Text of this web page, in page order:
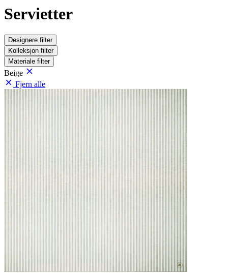
Servietter
Designere filter
Kolleksjon filter
Materiale filter
Beige
Fjern alle